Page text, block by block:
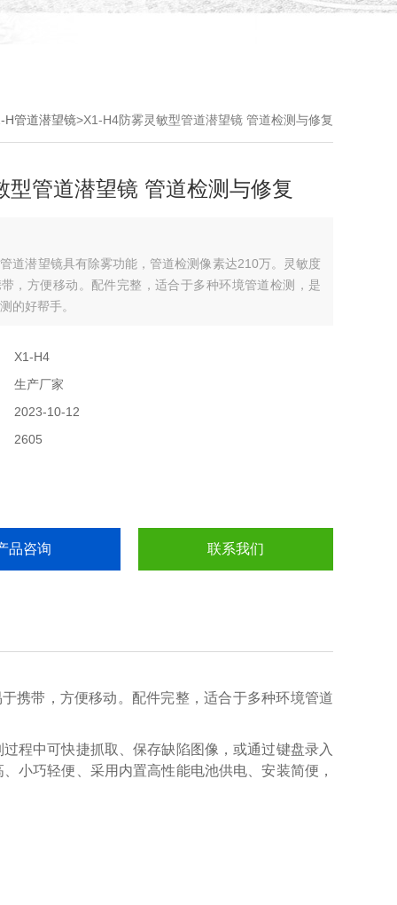
H管道潜望镜>X1-H4防雾灵敏型管道潜望镜 管道检测与修复
型管道潜望镜 管道检测与修复
道潜望镜具有除雾功能，管道检测像素达210万。灵敏度
，方便移动。配件完整，适合于多种环境管道检测，是
的好帮手。
X1-H4
生产厂家
2023-10-12
2605
品咨询 联系我们
携带，方便移动。配件完整，适合于多种环境管道
程中可快捷抓取、保存缺陷图像，或通过键盘录入
小巧轻便、采用内置高性能电池供电、安装简便，